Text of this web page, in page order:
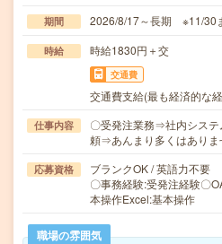
期間 2026/8/17～長期 ※11/30
時給 時給1830円＋交
交通費
交通費支給(最も経済的な
仕事内容
〇受発注業務⇒社内システ
頼⇒あんまり多くはあり
応募資格
ブランクOK / 英語力不要
〇事務経験:受発注経験〇
本操作Excel:基本操作
職場の雰囲気